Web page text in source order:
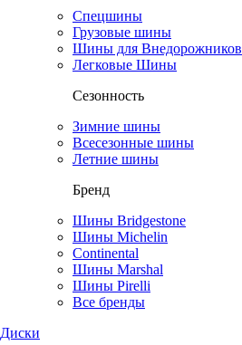
Спецшины
Грузовые шины
Шины для Внедорожников
Легковые Шины
Сезонность
Зимние шины
Всесезонные шины
Летние шины
Бренд
Шины Bridgestone
Шины Michelin
Continental
Шины Marshal
Шины Pirelli
Все бренды
Диски